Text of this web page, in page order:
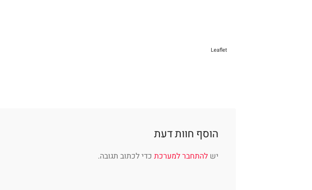
Leaflet
הוסף חוות דעת
יש להתחבר למערכת כדי לכתוב תגובה.